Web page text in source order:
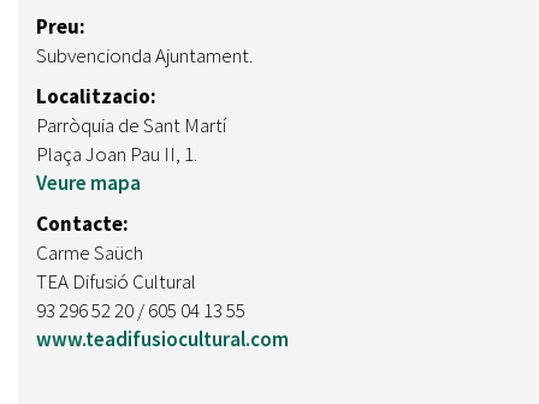
Preu:
Subvencionda Ajuntament.
Localitzacio:
Parròquia de Sant Martí
Plaça Joan Pau II, 1.
Veure mapa
Contacte:
Carme Saüch
TEA Difusió Cultural
93 296 52 20 / 605 04 13 55
www.teadifusiocultural.com